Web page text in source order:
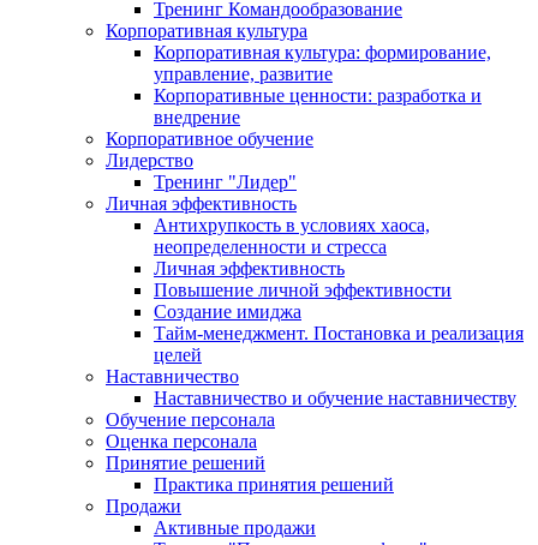
Тренинг Командообразование
Корпоративная культура
Корпоративная культура: формирование,
управление, развитие
Корпоративные ценности: разработка и
внедрение
Корпоративное обучение
Лидерство
Тренинг "Лидер"
Личная эффективность
Антихрупкость в условиях хаоса,
неопределенности и стресса
Личная эффективность
Повышение личной эффективности
Создание имиджа
Тайм-менеджмент. Постановка и реализация
целей
Наставничество
Наставничество и обучение наставничеству
Обучение персонала
Оценка персонала
Принятие решений
Практика принятия решений
Продажи
Активные продажи